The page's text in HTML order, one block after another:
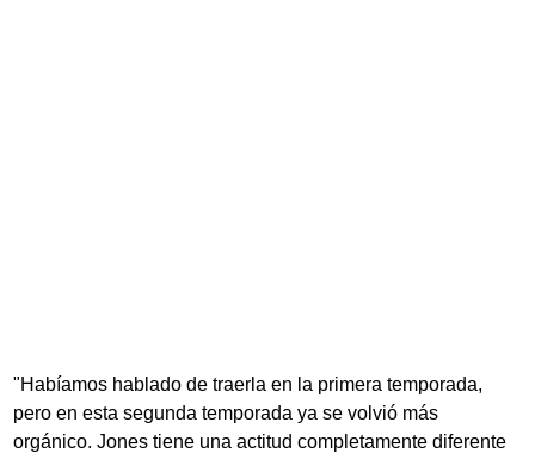
"Habíamos hablado de traerla en la primera temporada,
pero en esta segunda temporada ya se volvió más
orgánico. Jones tiene una actitud completamente diferente